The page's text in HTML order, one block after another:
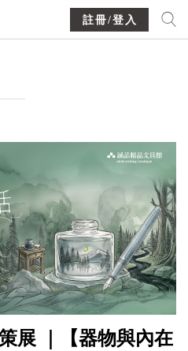
註冊/登入
展 ｜【器物與內在